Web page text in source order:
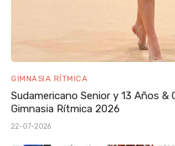
GIMNASIA RÍTMICA
Sudamericano Senior y 13 Años &
Gimnasia Rítmica 2026
22-07-2026